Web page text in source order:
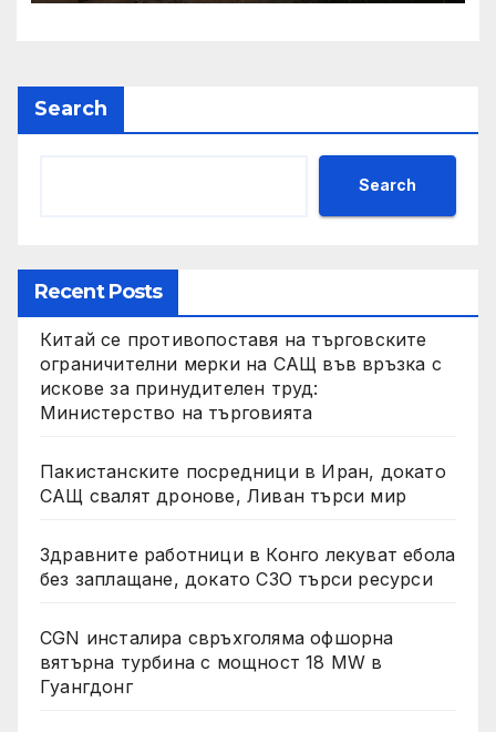
Search
Search
Recent Posts
Китай се противопоставя на търговските
ограничителни мерки на САЩ във връзка с
искове за принудителен труд:
Министерство на търговията
Пакистанските посредници в Иран, докато
САЩ свалят дронове, Ливан търси мир
Здравните работници в Конго лекуват ебола
без заплащане, докато СЗО търси ресурси
CGN инсталира свръхголяма офшорна
вятърна турбина с мощност 18 MW в
Гуангдонг